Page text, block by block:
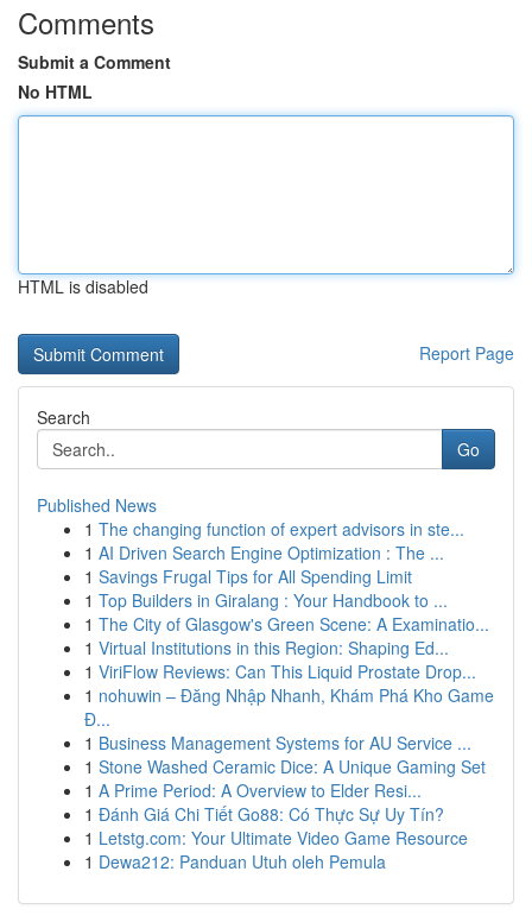
Comments
Submit a Comment
No HTML
HTML is disabled
Report Page
Search
Go
Published News
1 The changing function of expert advisors in ste...
1 AI Driven Search Engine Optimization : The ...
1 Savings Frugal Tips for All Spending Limit
1 Top Builders in Giralang : Your Handbook to ...
1 The City of Glasgow's Green Scene: A Examinatio...
1 Virtual Institutions in this Region: Shaping Ed...
1 ViriFlow Reviews: Can This Liquid Prostate Drop...
1 nohuwin – Đăng Nhập Nhanh, Khám Phá Kho Game
Đ...
1 Business Management Systems for AU Service ...
1 Stone Washed Ceramic Dice: A Unique Gaming Set
1 A Prime Period: A Overview to Elder Resi...
1 Đánh Giá Chi Tiết Go88: Có Thực Sự Uy Tín?
1 Letstg.com: Your Ultimate Video Game Resource
1 Dewa212: Panduan Utuh oleh Pemula